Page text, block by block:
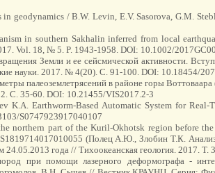
geodynamics / B.W. Levin, E.V. Sasorova, G.M.
in southern Sakhalin inferred from local
Vol. 18, № 5. P. 1943-1958. DOI: 10.1002/
Земли и ее сейсмической активности.
науки. 2017. № 4(20). C. 91-100. DOI: 10.18454/
палеоземлетрясений в районе горы Воттоваара
С. 35-60. DOI: 10.21455/VIS2017.2-3
K.A. Earthworm-Based Automatic System for
S0747923917040107
northern part of the Kuril-Okhotsk region before
(Полец А.Ю., Злобин Т.К.
24.05.2013 года // Тихоокеанская геология. 2017.
при помощи лазерного деформографа -